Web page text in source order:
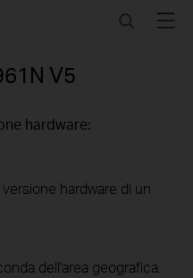
SearchMenu
V5
hardware:
hardware di un
dell'area geografica.